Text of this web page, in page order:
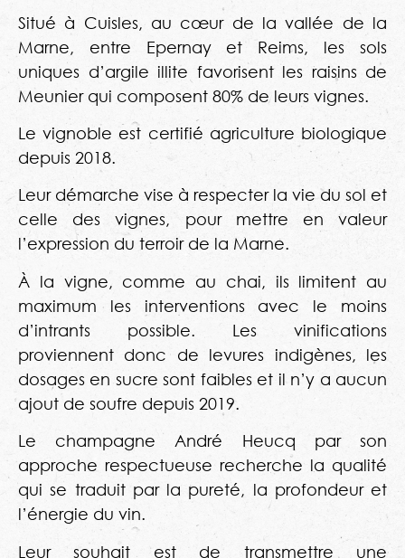
Situé à Cuisles, au cœur de la vallée de la
Marne, entre Epernay et Reims, les sols
uniques d’argile illite favorisent les raisins de
Meunier qui composent 80% de leurs vignes.
Le vignoble est certifié agriculture biologique
depuis 2018.
Leur démarche vise à respecter la vie du sol et
celle des vignes, pour mettre en valeur
l’expression du terroir de la Marne.
À la vigne, comme au chai, ils limitent au
maximum les interventions avec le moins
d’intrants possible. Les vinifications
proviennent donc de levures indigènes, les
dosages en sucre sont faibles et il n’y a aucun
ajout de soufre depuis 2019.
Le champagne André Heucq par son
approche respectueuse recherche la qualité
qui se traduit par la pureté, la profondeur et
l’énergie du vin.
Leur souhait est de transmettre une